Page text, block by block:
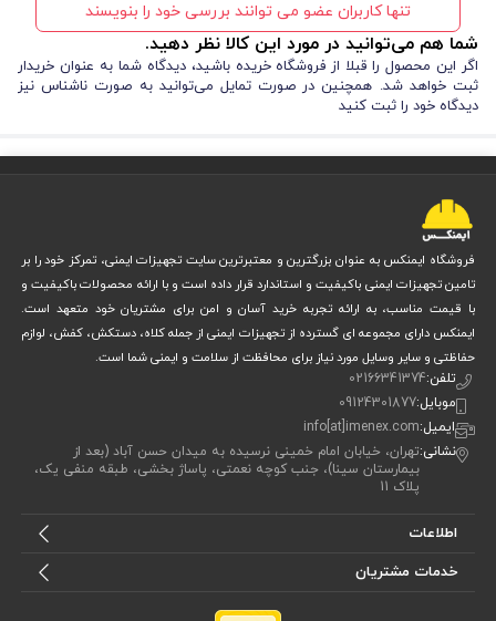
استفاده از فیلتر HEPA با راندمان 99.99% برای جذب نانوذرات
قابلیت تنظیم خودکار تیرگی لنز بر اساس شدت نور قوس جوش
بدون نیاز به باتری خارجی؛ تأمین انرژی از طریق نور قوس
باتری داخلی قابل شارژ با عملکرد ۶ تا ۲۰ ساعت
طراحی ارگونومیک و سازگار با استفاده طولانی‌مدت
نیاز به جریان برق 110 ولت برای استفاده از پمپ دمنده
فیلترهای اختصاصی ممکن است به‌راحتی در بازار داخلی پیدا نشون
قیمت بالاتر نسبت به ماسک‌های ساده بدون پالایشگر
در مجموع، مزایای فنی و ایمنی این سیستم آن را به گزینه‌ای ایده‌آل برای
جوشکاری‌های حرفه‌ای تبدیل کرده است.
کاربردهای سیستم پالایشگر
این دستگاه مخصوص محیط‌هایی طراحی شده که در آن‌ها افراد برای ساعات
طولانی در معرض گازهای خطرناک، بخارات سمی و ذرات معلق ناشی از
تنها کاربران عضو می توانند بررسی خود را بنویسند
شما هم می‌توانید در مورد این کالا نظر دهید.
اگر این محصول را قبلا از فروشگاه خریده باشید، دیدگاه شما به عنوان خریدار
ثبت خواهد شد. همچنین در صورت تمایل می‌توانید به صورت ناشناس نیز
دیدگاه خود را ثبت کنید
فروشگاه ایمنکس به عنوان بزرگترین و معتبرترین سایت تجهیزات ایمنی، تمرکز خود را بر
تامین تجهیزات ایمنی باکیفیت و استاندارد قرار داده است و با ارائه محصولات باکیفیت و
با قیمت مناسب، به ارائه تجربه خرید آسان و امن برای مشتریان خود متعهد است.
ایمنکس دارای مجموعه ای گسترده از تجهیزات ایمنی از جمله کلاه، دستکش، کفش، لوازم
حفاظتی و سایر وسایل مورد نیاز برای محافظت از سلامت و ایمنی شما است.
تلفن:02166341374
موبایل:09124301877
ایمیل:info[at]imenex.com
نشانی:تهران، خیابان امام خمینی نرسیده به میدان حسن آباد (بعد از
بیمارستان سینا)، جنب کوچه نعمتی، پاساژ بخشی، طبقه منفی یک،
پلاک 11
اطلاعات
خدمات مشتریان